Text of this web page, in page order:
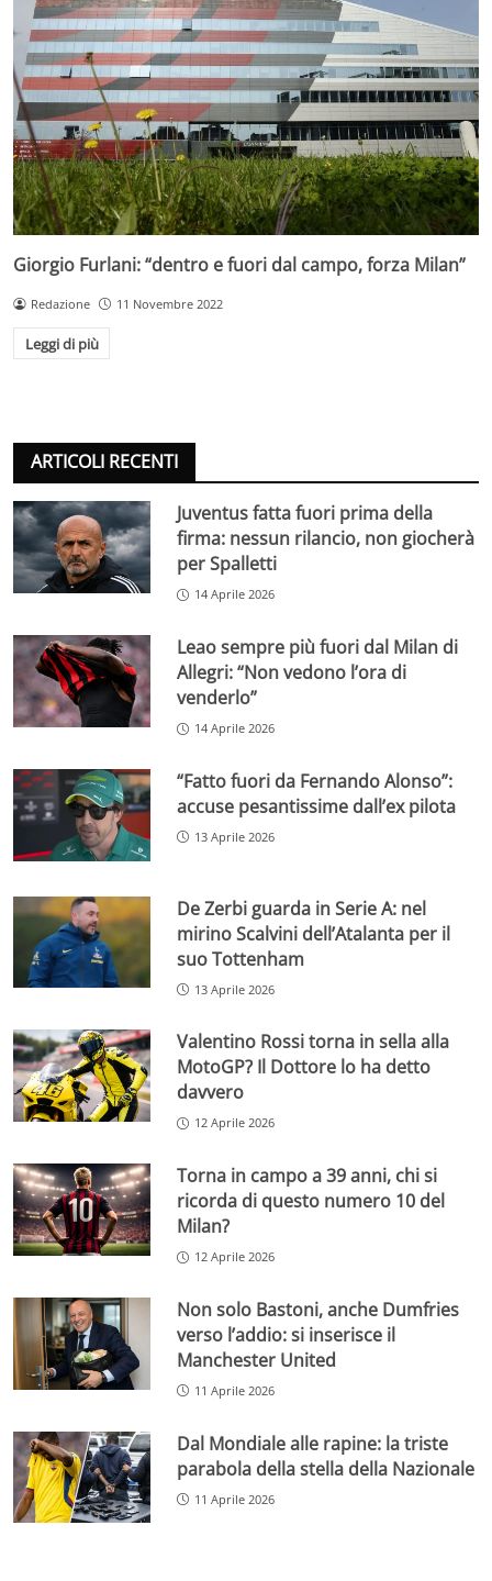
Giorgio Furlani: “dentro e fuori dal campo, forza Milan”
Redazione 11 Novembre 2022
Leggi di più
ARTICOLI RECENTI
Juventus fatta fuori prima della
firma: nessun rilancio, non giocherà
per Spalletti
14 Aprile 2026
Leao sempre più fuori dal Milan di
Allegri: “Non vedono l’ora di
venderlo”
14 Aprile 2026
“Fatto fuori da Fernando Alonso”:
accuse pesantissime dall’ex pilota
13 Aprile 2026
De Zerbi guarda in Serie A: nel
mirino Scalvini dell’Atalanta per il
suo Tottenham
13 Aprile 2026
Valentino Rossi torna in sella alla
MotoGP? Il Dottore lo ha detto
davvero
12 Aprile 2026
Torna in campo a 39 anni, chi si
ricorda di questo numero 10 del
Milan?
12 Aprile 2026
Non solo Bastoni, anche Dumfries
verso l’addio: si inserisce il
Manchester United
11 Aprile 2026
Dal Mondiale alle rapine: la triste
parabola della stella della Nazionale
11 Aprile 2026